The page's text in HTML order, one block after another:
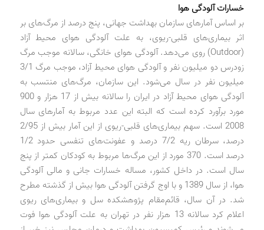
خسارات آلودگی هوا
بر اساس آمارهای سازمان بهداشت جهانی، پنج درصد از مرگ‌های بر
اثر بیماری‌های قلبی-ریوی، به علت آلودگی هوای محیط آزاد
(Outdoor) روی می‌دهد. آلودگی هوای خانگی، سالانه موجب مرگ
زودرس دو میلیون نفر و آلودگی هوای محیط آزاد، موجب مرگ 3/1
میلیون نفر در سال می‌شود. این سازمان، مرگ‌های منتسب به
آلودگی هوای محیط آزاد در ایران را سالانه بیش از 17 هزار و 900
مورد برآورد کرده است که البته این عدد مربوط به آمارهای سال
2008 است. سهم بیماری‌های قلبی-ریوی از این آمار بیش از 2/95
درصد، سرطان ریه 7/2 درصد و عفونت‌های تنفسی حدود 1/2
درصد است. 370 مورد از این مرگ‌ها مربوط به کودکان کمتر از پنج
سال است. در داخل کشور، مساله خسارات جانی و مالی آلودگی
هوا، از سال 1389 و با اوج گرفتن آلودگی هوا بیش از گذشته مطرح
شد. در آن سال، قائم‌مقام پژوهشکده سل و بیماری‌های ریوی
اعلام کرد سالانه 13 هزار نفر در تهران به علت آلودگی هوا فوت